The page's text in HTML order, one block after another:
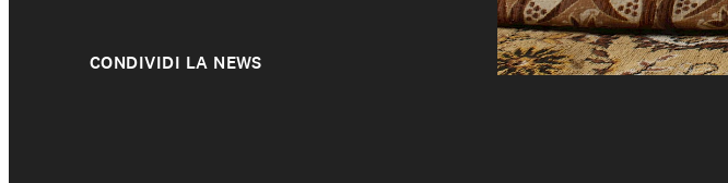
CONDIVIDI LA NEWS